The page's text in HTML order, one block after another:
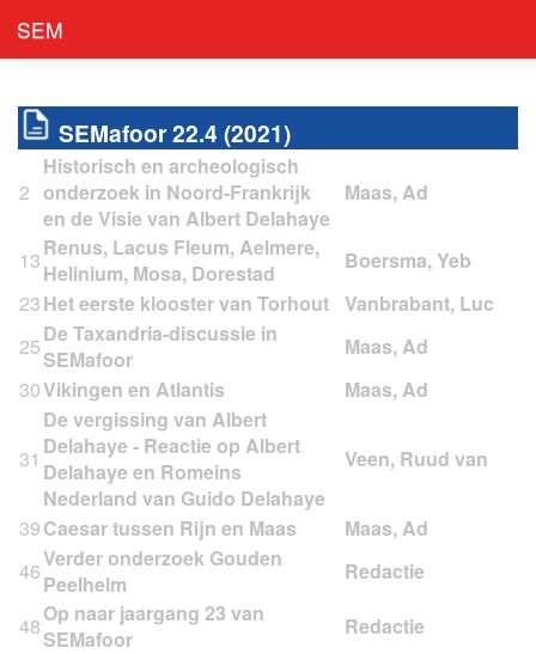
SEM
SEMafoor 22.4 (2021)
2
Historisch en archeologisch
onderzoek in Noord-Frankrijk
en de Visie van Albert Delahaye
13Renus, Lacus Fleum, Aelmere,
Helinium, Mosa, Dorestad
23Het eerste klooster van Torhout
25De Taxandria-discussie in
SEMafoor
30Vikingen en Atlantis
31
De vergissing van Albert
Delahaye - Reactie op Albert
Delahaye en Romeins
Nederland van Guido Delahaye
39Caesar tussen Rijn en Maas
46Verder onderzoek Gouden
Peelhelm
48Op naar jaargang 23 van
SEMafoor